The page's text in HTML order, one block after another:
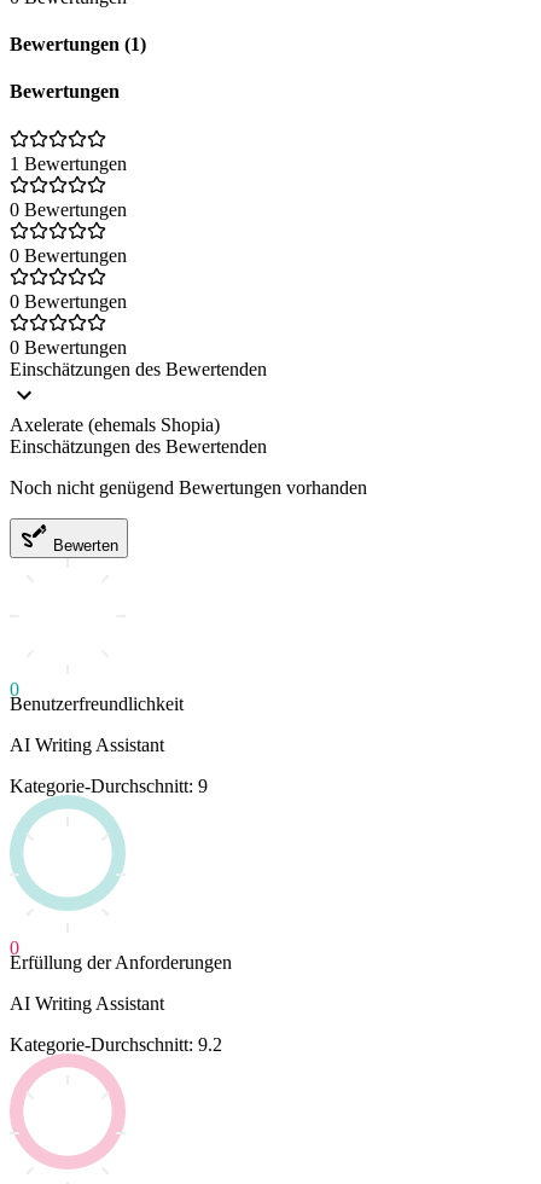
Bewertungen (1)
Bewertungen
1 Bewertungen
0 Bewertungen
0 Bewertungen
0 Bewertungen
0 Bewertungen
Einschätzungen des Bewertenden
Axelerate (ehemals Shopia)
Einschätzungen des Bewertenden
Noch nicht genügend Bewertungen vorhanden
Bewerten
0
Benutzerfreundlichkeit
AI Writing Assistant
Kategorie-Durchschnitt: 9
0
Erfüllung der Anforderungen
AI Writing Assistant
Kategorie-Durchschnitt: 9.2